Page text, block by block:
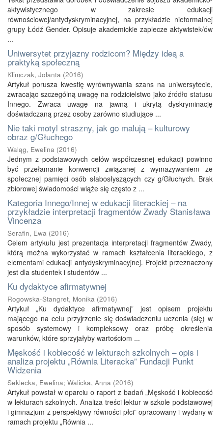
aktywistycznego w zakresie edukacji
równościowej/antydyskryminacyjnej, na przykładzie nieformalnej
grupy Łódź Gender. Opisuje akademickie zaplecze aktywistek/ów
...
Uniwersytet przyjazny rodzicom? Między ideą a
praktyką społeczną
Klimczak, Jolanta (2016)
Artykuł porusza kwestię wyrównywania szans na uniwersytecie,
zwracając szczególną uwagę na rodzicielstwo jako źródło statusu
Innego. Zwraca uwagę na jawną i ukrytą dyskryminację
doświadczaną przez osoby zarówno studiujące ...
Nie taki motyl straszny, jak go malują – kulturowy
obraz g/Głuchego
Waląg, Ewelina (2016)
Jednym z podstawowych celów współczesnej edukacji powinno
być przełamanie konwencji związanej z wymazywaniem ze
społecznej pamięci osób słabosłyszących czy g/Głuchych. Brak
zbiorowej świadomości wiąże się często z ...
Kategoria Innego/Innej w edukacji literackiej – na
przykładzie interpretacji fragmentów Zwady Stanisława
Vincenza
Serafin, Ewa (2016)
Celem artykułu jest prezentacja interpretacji fragmentów Zwady,
którą można wykorzystać w ramach kształcenia literackiego, z
elementami edukacji antydyskryminacyjnej. Projekt przeznaczony
jest dla studentek i studentów ...
Ku dydaktyce afirmatywnej
Rogowska-Stangret, Monika (2016)
Artykuł „Ku dydaktyce afirmatywnej” jest opisem projektu
mającego na celu przyjrzenie się doświadczeniu uczenia (się) w
sposób systemowy i kompleksowy oraz próbę określenia
warunków, które sprzyjałyby wartościom ...
Męskość i kobiecość w lekturach szkolnych – opis i
analiza projektu „Równia Literacka” Fundacji Punkt
Widzenia
Seklecka, Ewelina; Walicka, Anna (2016)
Artykuł powstał w oparciu o raport z badań „Męskość i kobiecość
w lekturach szkolnych. Analiza treści lektur w szkole podstawowej
i gimnazjum z perspektywy równości płci” opracowany i wydany w
ramach projektu „Równia ...